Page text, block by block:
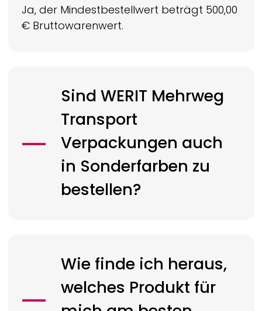
Ja, der Mindestbestellwert beträgt 500,00
€ Bruttowarenwert.
Sind WERIT Mehrweg
Transport
Verpackungen auch
in Sonderfarben zu
bestellen?
Wie finde ich heraus,
welches Produkt für